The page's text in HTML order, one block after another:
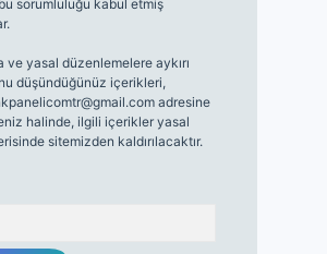
sorumluluğu kabul etmiş
ve yasal düzenlemelere aykırı
düşündüğünüz içerikleri,
adresine
halinde, ilgili içerikler yasal
sitemizden kaldırılacaktır.